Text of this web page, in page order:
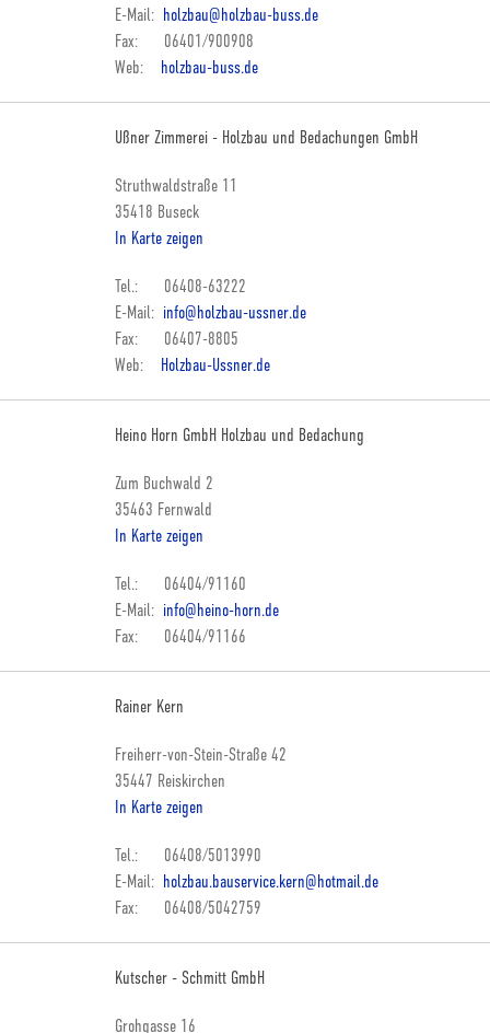
E-Mail: holzbau@holzbau-buss.de
Fax: 06401/900908
Web:
holzbau-buss.de
Ußner Zimmerei - Holzbau und Bedachungen GmbH
Struthwaldstraße 11
35418 Buseck
In Karte zeigen
Tel.: 06408-63222
E-Mail: info@holzbau-ussner.de
Fax: 06407-8805
Web:
Holzbau-Ussner.de
Heino Horn GmbH Holzbau und Bedachung
Zum Buchwald 2
35463 Fernwald
In Karte zeigen
Tel.: 06404/91160
E-Mail: info@heino-horn.de
Fax: 06404/91166
Rainer Kern
Freiherr-von-Stein-Straße 42
35447 Reiskirchen
In Karte zeigen
Tel.: 06408/5013990
E-Mail: holzbau.bauservice.kern@hotmail.de
Fax: 06408/5042759
Kutscher - Schmitt GmbH
Grohgasse 16